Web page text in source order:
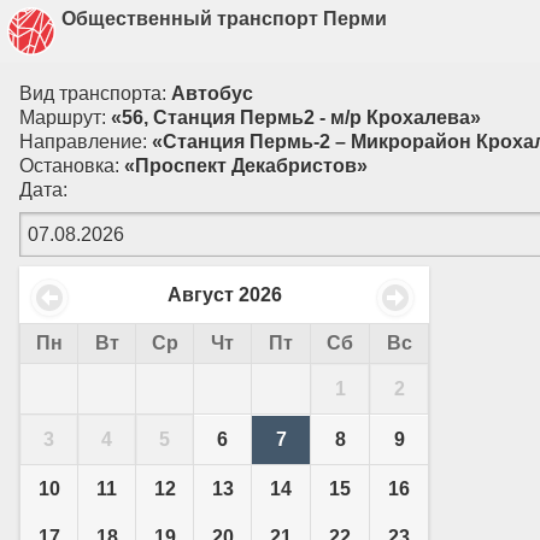
Общественный транспорт Перми
Вид транспорта: Автобус
Маршрут: «56, Станция Пермь2 - м/р Крохалева»
Направление: «Станция Пермь-2 – Микрорайон
Остановка: «Проспект Декабристов»
Дата:
Август 2026
Пн Вт Ср Чт Пт Сб Вс
1 2
3 4 5 6 7 8 9
10 11 12 13 14 15 16